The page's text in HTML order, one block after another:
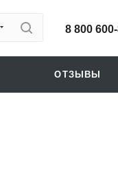
8 800
ОТЗЫВЫ